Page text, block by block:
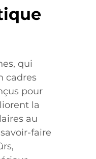
qui
cadres
pour
la
au
faire